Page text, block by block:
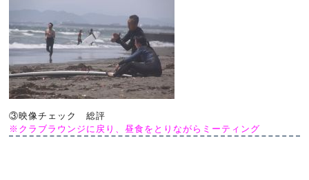
③映像チェック 総評
※クラブラウンジに戻り、昼食をとりながらミーティング